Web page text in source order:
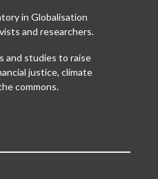
in Globalisation
and researchers.
and studies to raise
justice, climate
commons.